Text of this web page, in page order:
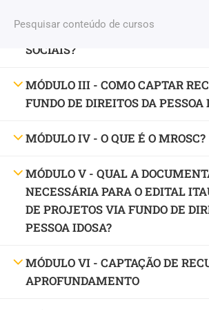
Fale conosco (11) 2579 9697
MÓDULO II - COMO ELABORAR
SOCIAIS?
MÓDULO III - COMO CAPTAR
FUNDO DE DIREITOS DA PESSOA
MÓDULO IV - O QUE É O MROSC?
MÓDULO V - QUAL A
NECESSÁRIA PARA O EDITAL
DE PROJETOS VIA FUNDO DE
PESSOA IDOSA?
MÓDULO VI - CAPTAÇÃO DE
APROFUNDAMENTO
Education WordPress Theme